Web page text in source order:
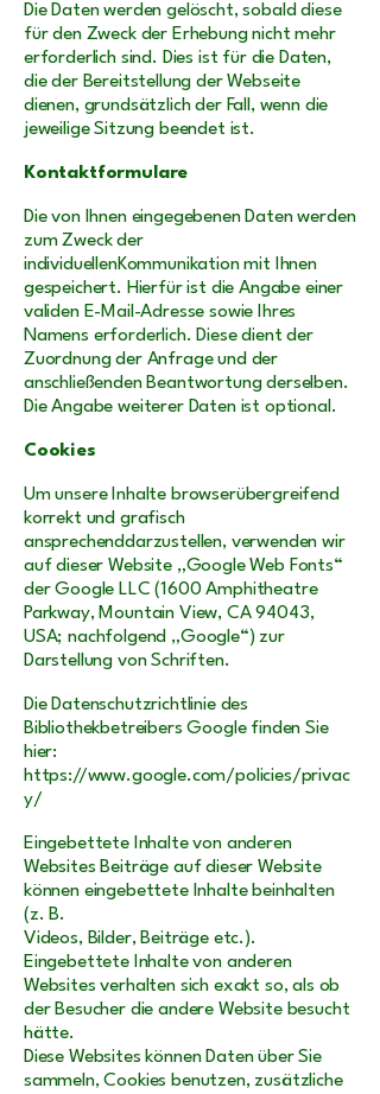
Die Daten werden gelöscht, sobald diese
für den Zweck der Erhebung nicht mehr
erforderlich sind. Dies ist für die Daten,
die der Bereitstellung der Webseite
dienen, grundsätzlich der Fall, wenn die
jeweilige Sitzung beendet ist.
Kontaktformulare
Die von Ihnen eingegebenen Daten werden
zum Zweck der
individuellenKommunikation mit Ihnen
gespeichert. Hierfür ist die Angabe einer
validen E-Mail-Adresse sowie Ihres
Namens erforderlich. Diese dient der
Zuordnung der Anfrage und der
anschließenden Beantwortung derselben.
Die Angabe weiterer Daten ist optional.
Cookies
Um unsere Inhalte browserübergreifend
korrekt und grafisch
ansprechenddarzustellen, verwenden wir
auf dieser Website „Google Web Fonts“
der Google LLC (1600 Amphitheatre
Parkway, Mountain View, CA 94043,
USA; nachfolgend „Google“) zur
Darstellung von Schriften.
Die Datenschutzrichtlinie des
Bibliothekbetreibers Google finden Sie
hier:
https://www.google.com/policies/privac
y/
Eingebettete Inhalte von anderen
Websites Beiträge auf dieser Website
können eingebettete Inhalte beinhalten
(z. B.
Videos, Bilder, Beiträge etc.).
Eingebettete Inhalte von anderen
Websites verhalten sich exakt so, als ob
der Besucher die andere Website besucht
hätte.
Diese Websites können Daten über Sie
sammeln, Cookies benutzen, zusätzliche